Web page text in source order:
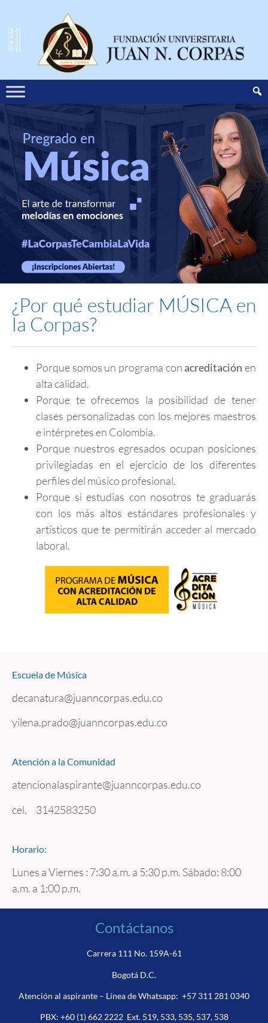
¿Por qué estudiar MÚSICA en
la Corpas?
Porque somos un programa con acreditación en
alta calidad.
Porque te ofrecemos la posibilidad de tener
clases personalizadas con los mejores maestros
e intérpretes en Colombia.
Porque nuestros egresados ocupan posiciones
privilegiadas en el ejercicio de los diferentes
perfiles del músico profesional.
Porque si estudias con nosotros te graduarás
con los más altos estándares profesionales y
artísticos que te permitirán acceder al mercado
laboral.
Escuela de Música
decanatura@juanncorpas.edu.co
yilena.prado@juanncorpas.edu.co
Atención a la Comunidad
atencionalaspirante@juanncorpas.edu.co
cel. 3142583250
Horario:
Lunes a Viernes : 7:30 a.m. a 5:30 p.m. Sábado: 8:00
a.m. a 1:00 p.m.
Contáctanos
Carrera 111 No. 159A-61
Bogotá D.C.
Atención al aspirante – Línea de Whatsapp: +57 311 281 0340
PBX: +60 (1) 662 2222Ext. 519, 533, 535, 537, 538